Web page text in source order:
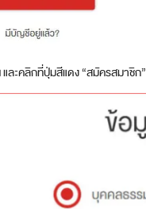
ละคลิกที่ปุ่มสีแดง “สมัครสมาชิก